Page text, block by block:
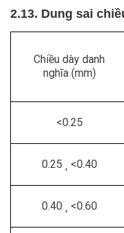
2.13. Dung sai
Chiều dày danh
nghĩa (mm)
<0.25
0.25 ¸ <0.40
0.40 ¸ <0.60